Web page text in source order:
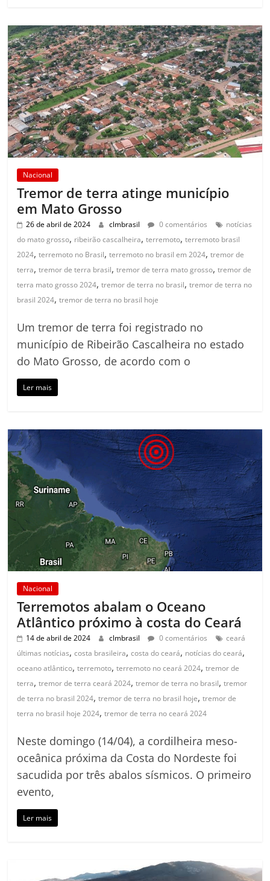
Nacional
Tremor de terra atinge município
em Mato Grosso
26 de abril de 2024 clmbrasil 0 comentários
notícias
do mato grosso, ribeirão cascalheira,terremoto,terremoto brasil
2024,terremoto no Brasil,terremoto no brasil em 2024,tremor de
terra,tremor de terra brasil,tremor de terra mato grosso,tremor de
terra mato grosso 2024,tremor de terra no brasil,tremor de terra no
brasil 2024,tremor de terra no brasil hoje
Um tremor de terra foi registrado no
município de Ribeirão Cascalheira no estado
do Mato Grosso, de acordo com o
Ler mais
Nacional
Terremotos abalam o Oceano
Atlântico próximo à costa do Ceará
14 de abril de 2024 clmbrasil 0 comentários
ceará
últimas notícias,costa brasileira,costa do ceará, notícias do ceará,
oceano atlântico,terremoto,terremoto no ceará 2024,tremor de
terra,tremor de terra ceará 2024,tremor de terra no brasil,tremor
de terra no brasil 2024,tremor de terra no brasil hoje,tremor de
terra no brasil hoje 2024,tremor de terra no ceará 2024
Neste domingo (14/04), a cordilheira meso-
oceânica próxima da Costa do Nordeste foi
sacudida por três abalos sísmicos. O primeiro
evento,
Ler mais